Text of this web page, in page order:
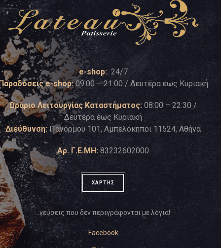
e-shop: 24/7
e-shop:09:00 – 21:00 / Δευτέρα έως Κυριακή
Ωράριο Λειτουργίας Καταστήματος: 08:00 – 22:30 /
Δευτέρα έως Κυριακή
Διεύθυνση: Πανόρμου 101, Αμπελόκηποι 11524, Αθήνα
Αρ. Γ.Ε.ΜΗ: 83232602000
ΧΑΡΤΗΣ
…γεύσεις που δεν περιγράφονται με λόγια!
Facebook